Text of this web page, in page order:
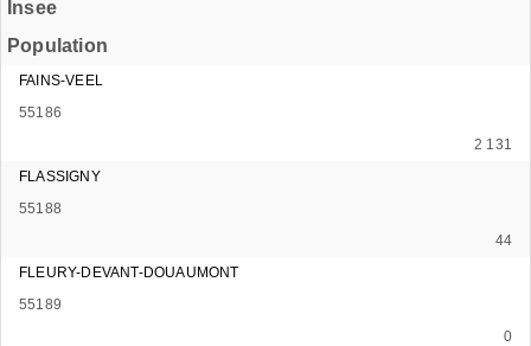
Insee
Population
FAINS-VEEL
55186
2 131
FLASSIGNY
55188
44
FLEURY-DEVANT-DOUAUMONT
55189
0